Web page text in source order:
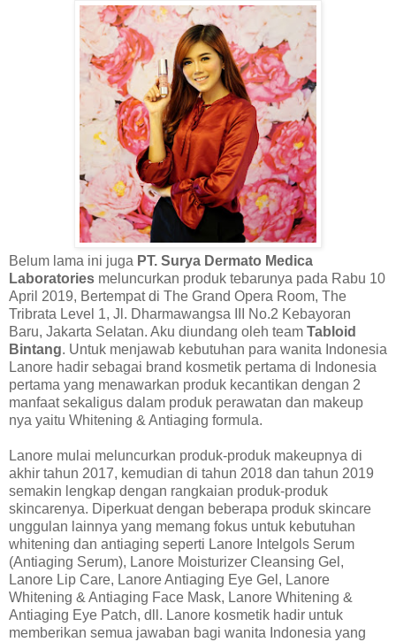
Belum lama ini juga PT. Surya Dermato Medica
Laboratories meluncurkan produk tebarunya pada Rabu 10
April 2019, Bertempat di The Grand Opera Room, The
Tribrata Level 1, Jl. Dharmawangsa III No.2 Kebayoran
Baru, Jakarta Selatan. Aku diundang oleh team Tabloid
Bintang. Untuk menjawab kebutuhan para wanita Indonesia
Lanore hadir sebagai brand kosmetik pertama di Indonesia
pertama yang menawarkan produk kecantikan dengan 2
manfaat sekaligus dalam produk perawatan dan makeup
nya yaitu Whitening & Antiaging formula.
Lanore mulai meluncurkan produk-produk makeupnya di
akhir tahun 2017, kemudian di tahun 2018 dan tahun 2019
semakin lengkap dengan rangkaian produk-produk
skincarenya. Diperkuat dengan beberapa produk skincare
unggulan lainnya yang memang fokus untuk kebutuhan
whitening dan antiaging seperti Lanore Intelgols Serum
(Antiaging Serum), Lanore Moisturizer Cleansing Gel,
Lanore Lip Care, Lanore Antiaging Eye Gel, Lanore
Whitening & Antiaging Face Mask, Lanore Whitening &
Antiaging Eye Patch, dll. Lanore kosmetik hadir untuk
memberikan semua jawaban bagi wanita Indonesia yang